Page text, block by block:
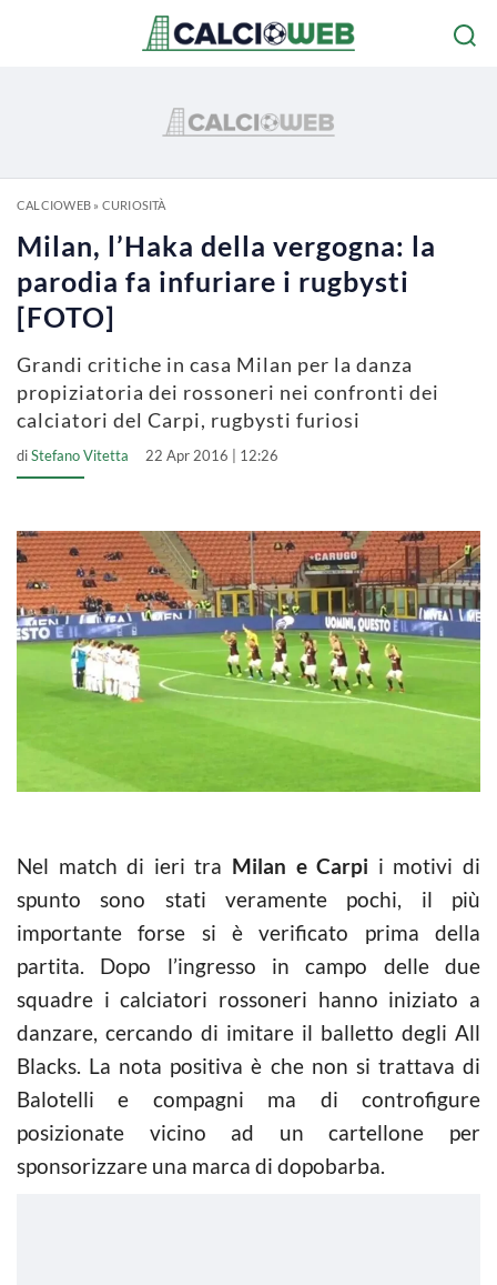
CALCIOWEB» CURIOSITÀ
Milan, l’Haka della vergogna: la
parodia fa infuriare i rugbysti
[FOTO]
Grandi critiche in casa Milan per la danza
propiziatoria dei rossoneri nei confronti dei
calciatori del Carpi, rugbysti furiosi
diStefano Vitetta 22 Apr 2016 | 12:26
Nel match di ieri tra Milan e Carpi i motivi di
spunto sono stati veramente pochi, il più
importante forse si è verificato prima della
partita. Dopo l’ingresso in campo delle due
squadre i calciatori rossoneri hanno iniziato a
danzare, cercando di imitare il balletto degli All
Blacks. La nota positiva è che non si trattava di
Balotelli e compagni ma di controfigure
posizionate vicino ad un cartellone per
sponsorizzare una marca di dopobarba.